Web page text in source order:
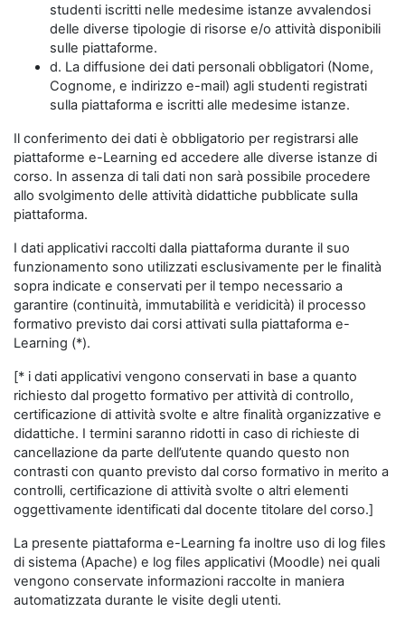
studenti iscritti nelle medesime istanze avvalendosi
delle diverse tipologie di risorse e/o attività disponibili
sulle piattaforme.
d. La diffusione dei dati personali obbligatori (Nome,
Cognome, e indirizzo e-mail) agli studenti registrati
sulla piattaforma e iscritti alle medesime istanze.
Il conferimento dei dati è obbligatorio per registrarsi alle
piattaforme e-Learning ed accedere alle diverse istanze di
corso. In assenza di tali dati non sarà possibile procedere
allo svolgimento delle attività didattiche pubblicate sulla
piattaforma.
I dati applicativi raccolti dalla piattaforma durante il suo
funzionamento sono utilizzati esclusivamente per le finalità
sopra indicate e conservati per il tempo necessario a
garantire (continuità, immutabilità e veridicità) il processo
formativo previsto dai corsi attivati sulla piattaforma e-
Learning (*).
[* i dati applicativi vengono conservati in base a quanto
richiesto dal progetto formativo per attività di controllo,
certificazione di attività svolte e altre finalità organizzative e
didattiche. I termini saranno ridotti in caso di richieste di
cancellazione da parte dell’utente quando questo non
contrasti con quanto previsto dal corso formativo in merito a
controlli, certificazione di attività svolte o altri elementi
oggettivamente identificati dal docente titolare del corso.]
La presente piattaforma e-Learning fa inoltre uso di log files
di sistema (Apache) e log files applicativi (Moodle) nei quali
vengono conservate informazioni raccolte in maniera
automatizzata durante le visite degli utenti.